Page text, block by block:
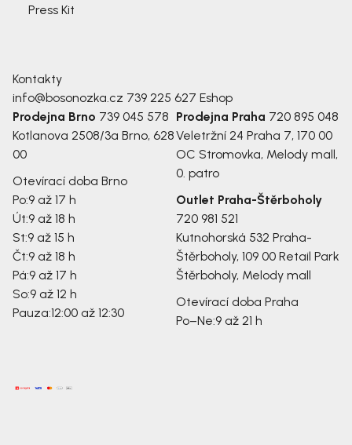
Press Kit
Kontakty
info@bosonozka.cz 739 225 627 Eshop
Prodejna Brno 739 045 578
Kotlanova 2508/3a Brno, 628
00
Otevírací doba Brno
Po:9 až 17 h
Út:9 až 18 h
St:9 až 15 h
Čt:9 až 18 h
Pá:9 až 17 h
So:9 až 12 h
Pauza:12:00 až 12:30
Prodejna Praha 720 895 048
Veletržní 24 Praha 7, 170 00
OC Stromovka, Melody mall,
0. patro
Outlet Praha-Štěrboholy
720 981 521
Kutnohorská 532 Praha-
Štěrboholy, 109 00 Retail Park
Štěrboholy, Melody mall
Otevírací doba Praha
Po–Ne:9 až 21 h